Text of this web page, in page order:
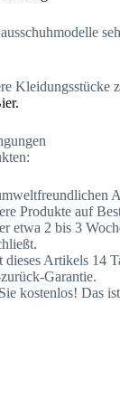
Kleidungsstücke
Produkte auf
etwa 2 bis 3
dieses Artikels 14
Garantie.
kostenlos! Das